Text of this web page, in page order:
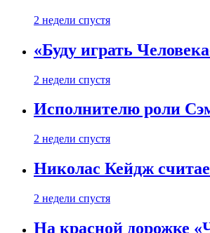
2 недели спустя
«Буду играть
2 недели спустя
Исполнителю роли
2 недели спустя
Николас Кейдж
2 недели спустя
На красной дорожке